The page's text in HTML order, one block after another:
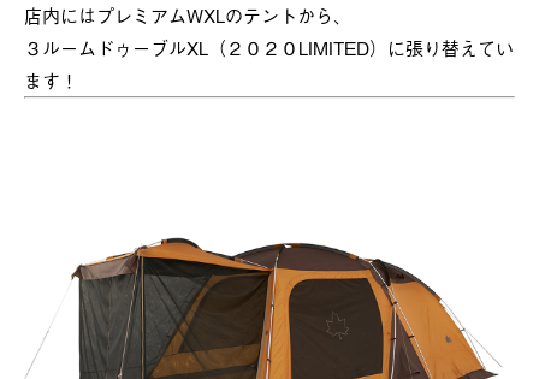
店内にはプレミアムWXLのテントから、
３ルームドゥーブルXL（２０２０LIMITED）に張り替えてい
ます！